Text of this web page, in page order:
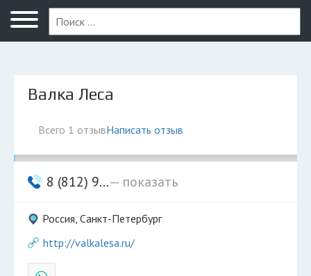
Санкт-Петербург
Валка Леса
Всего 1 отзывНаписать отзыв
8 (812) 9...— показать
Россия, Санкт-Петербург
http://valkalesa.ru/